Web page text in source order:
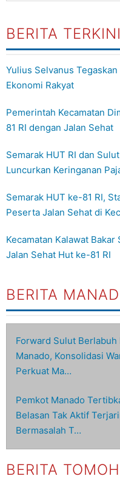
BERITA TERKINI
Yulius Selvanus
Ekonomi Rakyat
Pemerintah Kecamatan
81 RI dengan Jalan Sehat
Semarak HUT RI dan
Luncurkan Keringanan
Semarak HUT ke-81 RI,
Peserta Jalan Sehat di
Kecamatan Kalawat
Jalan Sehat Hut ke-81 RI
BERITA
Forward Sulut Berlabuh
Manado, Konsolidasi
Perkuat Ma…
Pemkot Manado
Belasan Tak Aktif
Bermasalah T…
BERITA